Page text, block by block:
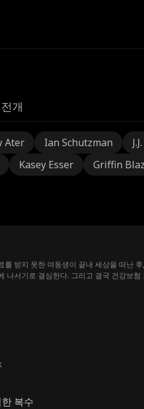
개
Ater Ian Schutzman
Kasey Esser Griffin
를 받지 못한 여동생이 끝내 세상을 떠난
나서기로 결심한다. 그리고 결국 건강보
복수